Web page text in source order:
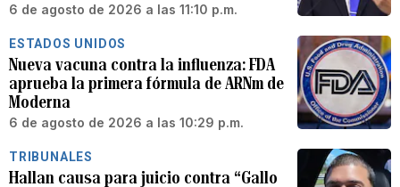
6 de agosto de 2026 a las 11:10 p.m.
ESTADOS UNIDOS
Nueva vacuna contra la influenza: FDA
aprueba la primera fórmula de ARNm de
Moderna
6 de agosto de 2026 a las 10:29 p.m.
TRIBUNALES
Hallan causa para juicio contra “Gallo